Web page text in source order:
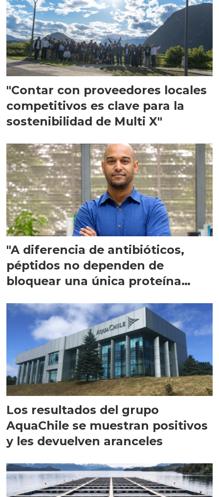
"Contar con proveedores locales
competitivos es clave para la
sostenibilidad de Multi X"
"A diferencia de antibióticos,
péptidos no dependen de
bloquear una única proteína
Los resultados del grupo
AquaChile se muestran positivos
y les devuelven aranceles